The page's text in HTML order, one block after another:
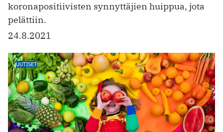
koronapositiivisten synnyttäjien huippua, jota
pelättiin.
24.8.2021
UUTISET